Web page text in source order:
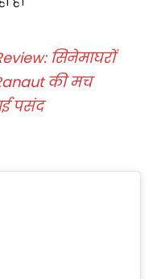
सिनेमाघरों
की मच
पसंद